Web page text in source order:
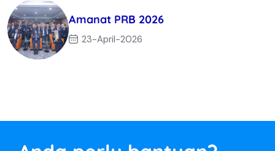
Amanat PRB 2026
23-April-2026